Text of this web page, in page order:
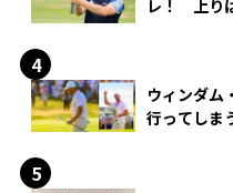
レ！ 上り
ウィンダム
行ってしま